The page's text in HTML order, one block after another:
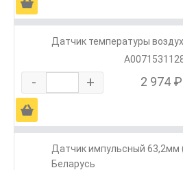
Датчик температуры
- + 2 974 ₽
Ä
Датчик импульсный 63,2мм
Беларусь